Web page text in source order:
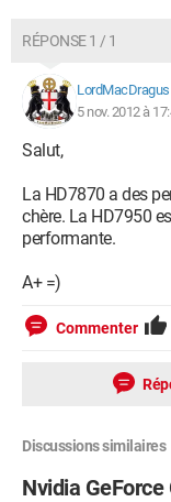
RÉPONSE 1 / 1
LordMacDragus
5 nov. 2012 à
Salut,
La HD7870 a des
chère. La HD7950
performante.
A+ =)
Commenter
Discussions similaires
Nvidia GeForce